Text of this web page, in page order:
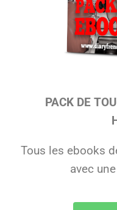
PACK DE
Tous les ebooks
avec